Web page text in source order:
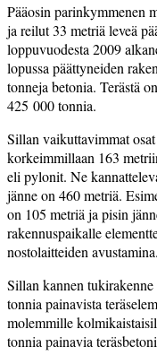
Pääosin parinkymmenen
ja reilut 33 metriä leveä
loppuvuodesta 2009
lopussa päättyneiden
tonneja betonia. Terästä
425 000 tonnia.
Sillan vaikuttavimmat
korkeimmillaan 163
eli pylonit. Ne
jänne on 460 metriä.
on 105 metriä ja pisin
rakennuspaikalle
nostolaitteiden avustamina.
Sillan kannen
tonnia painavista
molemmille
tonnia painavia